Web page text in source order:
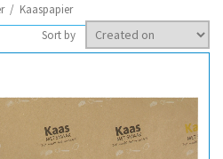
/ Kaaspapier
Sort by